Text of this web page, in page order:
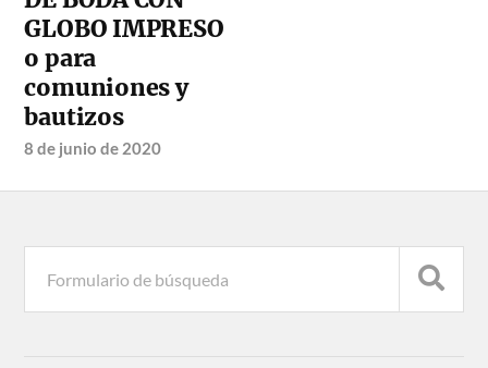
GLOBO IMPRESO
o para
comuniones y
bautizos
8 de junio de 2020